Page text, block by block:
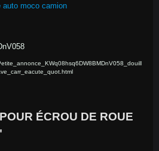
auto moco camion
ÉCROU DE ROUE